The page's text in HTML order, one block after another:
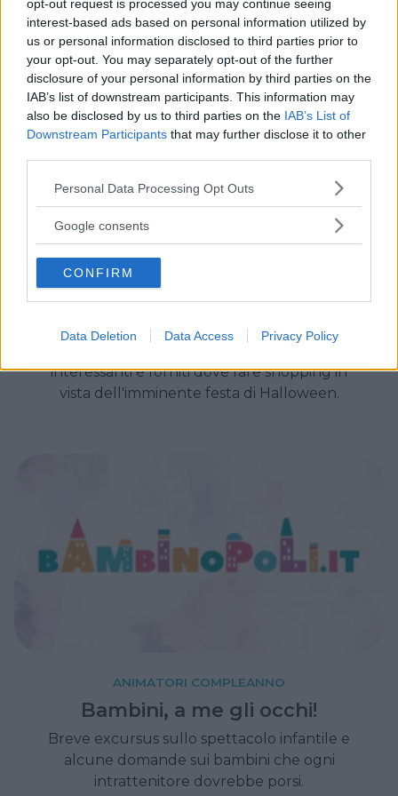
opt-out request is processed you may continue seeing
interest-based ads based on personal information utilized by
us or personal information disclosed to third parties prior to
your opt-out. You may separately opt-out of the further
disclosure of your personal information by third parties on the
IAB’s list of downstream participants. This information may
also be disclosed by us to third parties on the IAB’s List of
Downstream Participants that may further disclose it to other
Please note that this website/app uses one or more Google
not limited to your visit or usage behaviour. You may click to
use your data for below specified purposes in below Google
consent section.
Personal Data Processing Opt Outs
Google consents
CONFIRM
Data Deletion Data Access Privacy Policy
per feste di compleanno per grandi e piccini.
DA NATALE A HALLOWEEN
Dolcetto o scherzetto...
Leonardo Carrassi, in arte Mago Leo, ci fornisce
interessanti e forniti dove fare shopping in
vista dell'imminente festa di Halloween.
ANIMATORI COMPLEANNO
Bambini, a me gli occhi!
Breve excursus sullo spettacolo infantile e
alcune domande sui bambini che ogni
intrattenitore dovrebbe porsi.